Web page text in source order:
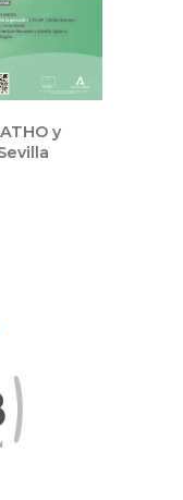
y